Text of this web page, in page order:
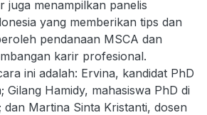
juga menampilkan panelis
yang memberikan tips dan
pendanaan MSCA dan
karir profesional.
ini adalah: Ervina, kandidat PhD
Gilang Hamidy, mahasiswa PhD di
dan Martina Sinta Kristanti, dosen